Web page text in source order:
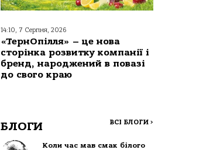
14:10, 7 Серпня, 2026
«ТернОпілля» – це нова
сторінка розвитку компанії і
бренд, народжений в повазі
до свого краю
БЛОГИ ВСІ БЛОГИ >
Коли час мав смак білого